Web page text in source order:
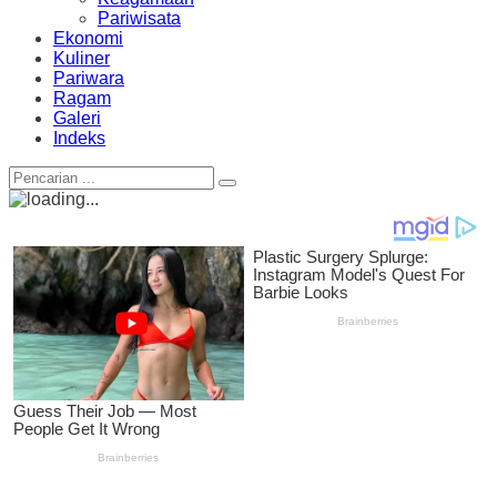
Pariwisata
Ekonomi
Kuliner
Pariwara
Ragam
Galeri
Indeks